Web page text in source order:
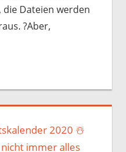
Dateien werden
?Aber,